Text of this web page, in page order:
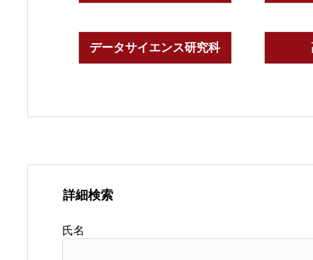
データサイエンス研究科
詳細検索
氏名